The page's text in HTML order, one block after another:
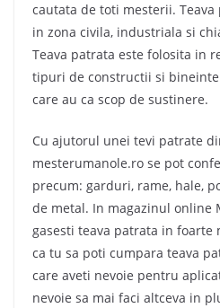
cautata de toti mesterii.
in zona civila, industriala si
Teava patrata este folosita in
tipuri de constructii si
care au ca scop de sustinere.
Cu ajutorul unei tevi patrate
mesterumanole.ro se pot
precum: garduri, rame, hale,
de metal. In magazinul online
gasesti teava patrata in
ca tu sa poti cumpara teava
care aveti nevoie pentru
nevoie sa mai faci altceva in